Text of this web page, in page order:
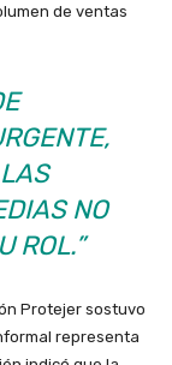
de ventas
NO
ROL.”
Protejer sostuvo
representa